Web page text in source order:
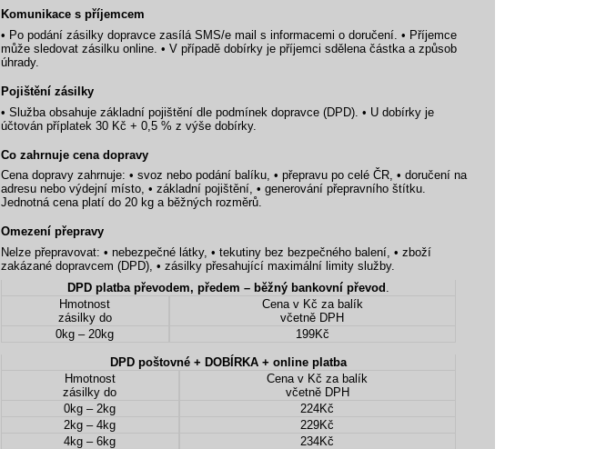
Komunikace s příjemcem
• Po podání zásilky dopravce zasílá SMS/e mail s informacemi o doručení. • Příjemce
může sledovat zásilku online. • V případě dobírky je příjemci sdělena částka a způsob
úhrady.
Pojištění zásilky
• Služba obsahuje základní pojištění dle podmínek dopravce (DPD). • U dobírky je
účtován příplatek 30 Kč + 0,5 % z výše dobírky.
Co zahrnuje cena dopravy
Cena dopravy zahrnuje: • svoz nebo podání balíku, • přepravu po celé ČR, • doručení na
adresu nebo výdejní místo, • základní pojištění, • generování přepravního štítku.
Jednotná cena platí do 20 kg a běžných rozměrů.
Omezení přepravy
Nelze přepravovat: • nebezpečné látky, • tekutiny bez bezpečného balení, • zboží
zakázané dopravcem (DPD), • zásilky přesahující maximální limity služby.
DPD platba převodem, předem – běžný bankovní převod
Hmotnost
zásilky do
Cena v Kč za balík
včetně DPH
0kg – 20kg
199Kč
DPD poštovné + DOBÍRKA + online platba
Hmotnost
zásilky do
Cena v Kč za balík
včetně DPH
0kg – 2kg
224Kč
2kg – 4kg
229Kč
4kg – 6kg
234Kč